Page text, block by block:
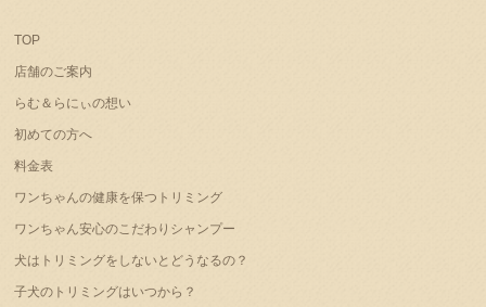
TOP
店舗のご案内
らむ＆らにぃの想い
初めての方へ
料金表
ワンちゃんの健康を保つトリミング
ワンちゃん安心のこだわりシャンプー
犬はトリミングをしないとどうなるの？
子犬のトリミングはいつから？